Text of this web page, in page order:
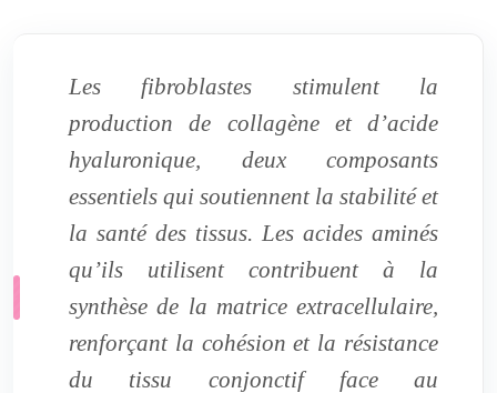
Les fibroblastes stimulent la
production de collagène et d’acide
hyaluronique, deux composants
essentiels qui soutiennent la stabilité et
la santé des tissus. Les acides aminés
qu’ils utilisent contribuent à la
synthèse de la matrice extracellulaire,
renforçant la cohésion et la résistance
du tissu conjonctif face au